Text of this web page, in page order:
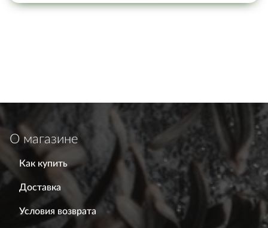
О магазине
Как купить
Доставка
Условия возврата